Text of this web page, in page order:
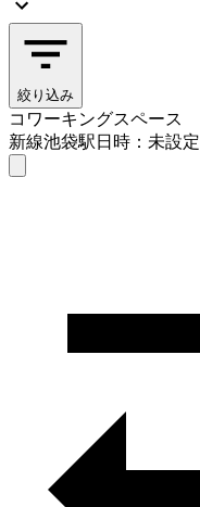
絞り込み
コワーキングスペース
新線池袋駅日時：未設定